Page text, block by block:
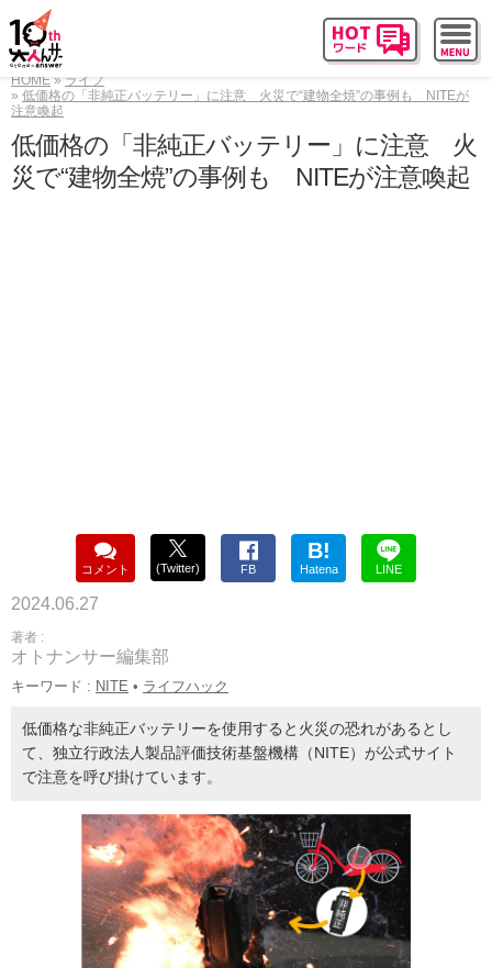
HOME
ライフ
低価格の「非純正バッテリー」に注意 火災で“建物全焼”の事例も NITEが
注意喚起
低価格の「非純正バッテリー」に注意 火
災で“建物全焼”の事例も NITEが注意喚起
コメント (Twitter) FB
B!
Hatena LINE
2024.06.27
著者 :
オトナンサー編集部
キーワード : NITE • ライフハック
低価格な非純正バッテリーを使用すると火災の恐れがあるとし
て、独立行政法人製品評価技術基盤機構（NITE）が公式サイト
で注意を呼び掛けています。